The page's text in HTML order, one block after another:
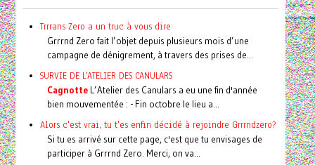
Trrrans Zero a un truc à vous dire
Grrrnd Zero fait l’objet depuis plusieurs mois d’une
campagne de dénigrement, à travers des prises de...
SURVIE DE L'ATELIER DES CANULARS
CagnotteL’Atelier des Canulars a eu une fin d'année
bien mouvementée : - Fin octobre le lieu a...
Alors c'est vrai, tu t'es enfin décidé à rejoindre Grrrndzero?
Si tu es arrivé sur cette page, c'est que tu envisages de
participer à Grrrnd Zero. Merci, on va...